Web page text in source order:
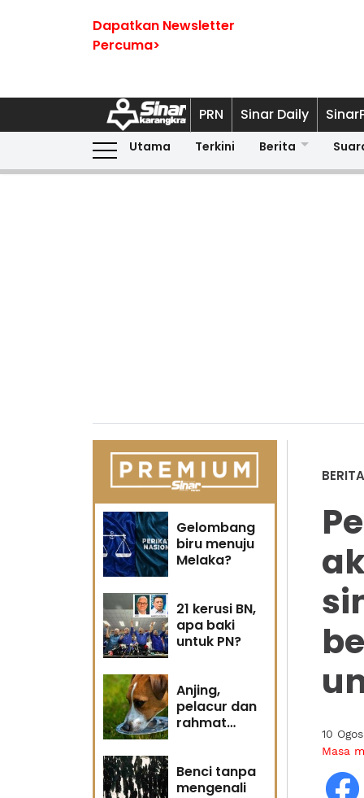
Dapatkan Newsletter
Percuma>
PRN Sinar Daily
Utama Terkini Berita
Gelombang
biru menuju
Melaka?
21 kerusi BN,
apa baki
untuk PN?
Anjing,
pelacur dan
rahmat
Benci tanpa
mengenali
BERITA
10
Masa